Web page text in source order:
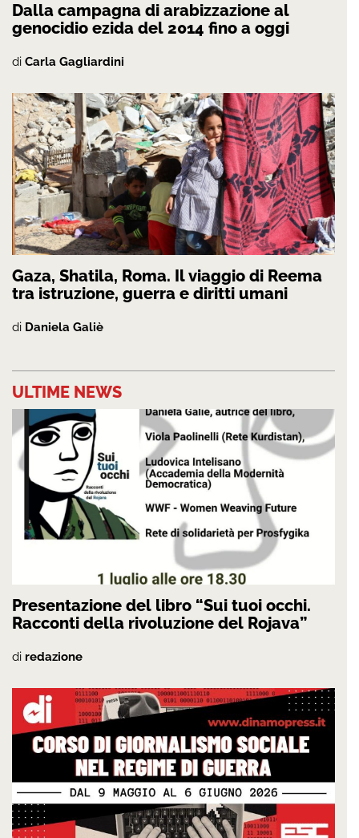
Dalla campagna di arabizzazione al
genocidio ezida del 2014 fino a oggi
di Carla Gagliardini
Gaza, Shatila, Roma. Il viaggio di Reema
tra istruzione, guerra e diritti umani
di Daniela Galiè
ULTIME NEWS
Presentazione del libro “Sui tuoi occhi.
Racconti della rivoluzione del Rojava”
di redazione